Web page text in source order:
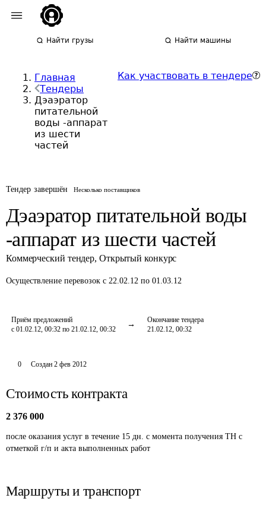
Найти грузы Найти машины
Главная
Тендеры
Дэаэратор
питательной
воды -аппарат
из шести
частей
Как участвовать в тендере
Тендер завершён Несколько поставщиков
Дэаэратор питательной воды
-аппарат из шести частей
Коммерческий тендер, Открытый конкурс
Осуществление перевозок с 22.02.12 по 01.03.12
Приём предложений
с 01.02.12, 00:32 по 21.02.12, 00:32
Окончание тендера
21.02.12, 00:32
0 Создан 2 фев 2012
Стоимость контракта
2 376 000
после оказания услуг в течение 15 дн. с момента получения ТН с
отметкой г/п и акта выполненных работ
Маршруты и транспорт